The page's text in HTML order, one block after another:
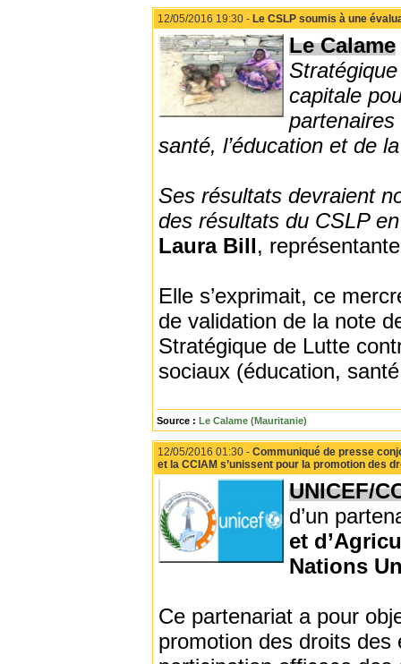
12/05/2016 19:30 - Le CSLP soumis à une
Le Calame
capitale
partenaires
santé, l’éducation et de
Ses résultats devraient
des résultats du CSLP
Laura Bill,
Elle s’exprimait, ce
de validation de la note
Stratégique de Lutte
sociaux (éducation,
Source : Le Calame (Mauritanie)
12/05/2016 01:30 - Communiqué de presse
et la CCIAM s’unissent pour la promotion des
UNICEF/
d’un
et
Nations
Ce partenariat a pour
promotion des droits